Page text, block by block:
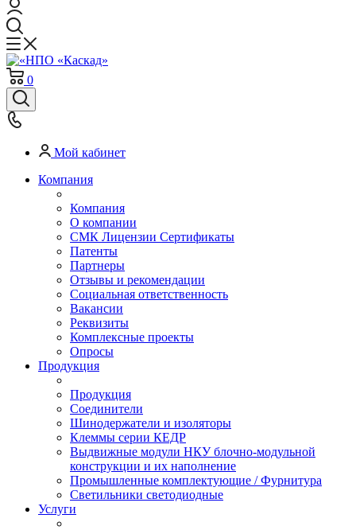
0
Мой кабинет
Компания
Компания
О компании
СМК Лицензии Сертификаты
Патенты
Партнеры
Отзывы и рекомендации
Социальная ответственность
Вакансии
Реквизиты
Комплексные проекты
Опросы
Продукция
Продукция
Соединители
Шинодержатели и изоляторы
Клеммы серии КЕДР
Выдвижные модули НКУ блочно-модульной
конструкции и их наполнение
Промышленные комплектующие / Фурнитура
Светильники светодиодные
Услуги